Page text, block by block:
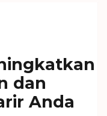
dan
Anda